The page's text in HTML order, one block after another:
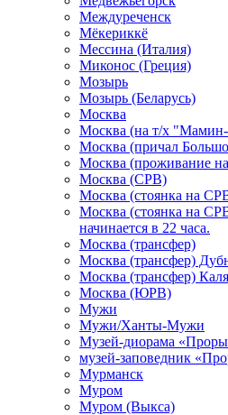
Междуреченск
Мёкериккё
Мессина (Италия)
Миконос (Греция)
Мозырь
Мозырь (Беларусь)
Москва
Москва (на т/х
Москва (причал
Москва (проживание
Москва (СРВ)
Москва (стоянка на
Москва (стоянка на
начинается в 22 часа.
Москва (трансфер)
Москва (трансфер)
Москва (трансфер)
Москва (ЮРВ)
Мужи
Мужи/Ханты-Мужи
Музей-диорама
музей-заповедник
Мурманск
Муром
Муром (Выкса)